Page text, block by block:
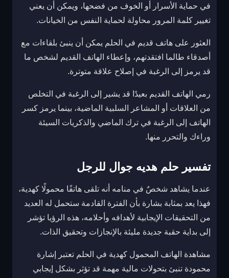
في حماية الأسرار أو الخوف من فضحها، ويمكن أن يعني
تغيير كلمة المرور محاولة لحماية النفس من الخيانات.
العثور على هاتف قديم في الحلم يمكن أن ينبئ بلقاءات مع
أصدقاء طالما افتقدتهم، وإعطاء الهاتف القديم لشخص ما
قد يرمز إلى الرغبة في إصلاح علاقة متوترة.
رمي الهاتف القديم بعيدًا قد يشير إلى الرغبة في التخلص
من العلاقات أو المشاعر السلبية الماضية، بينما يرمز كسر
الهاتف إلى الرغبة في ترك الماضي والذكريات السيئة
وراءك والتحرر منها.
تفسير حلم هديه جوال للرجل
عندما يشاهد شخصٌ في منامه أنه تلقى هاتفًا محمولًا كهدية،
فهذا يعد بمثابة بشارة بأن الفترة القادمة ستحمل له العديد
من التحقيقات الإيجابية لأهدافه وأحلامه، هذه الرؤيا تؤشر
إلى بداية حقبة جديدة مليئة بالإنجازات وتحقيق الذات.
مشاهدة الهاتف المحمول كهدية في الحلم تعتبر إشارة
محمودة تنبئ بتحولات مالية مهمة قد تؤثر بشكل إيجابي